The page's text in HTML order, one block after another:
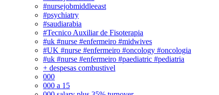
#nursejobmiddleeast
#psychiatry
#saudiarabia
#Tecnico Auxiliar de Fisoterapia
#uk #nurse #enfermeiro #midwives
#UK #nurse #enfermeiro #oncology #oncologia
#uk #nurse #enfermeiro #paediatric #pediatria
+ despesas combustivel
000
000 a 15